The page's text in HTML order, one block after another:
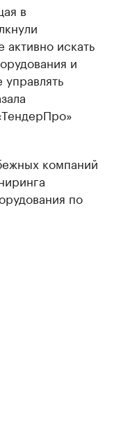
в
активно искать
и
компаний
по